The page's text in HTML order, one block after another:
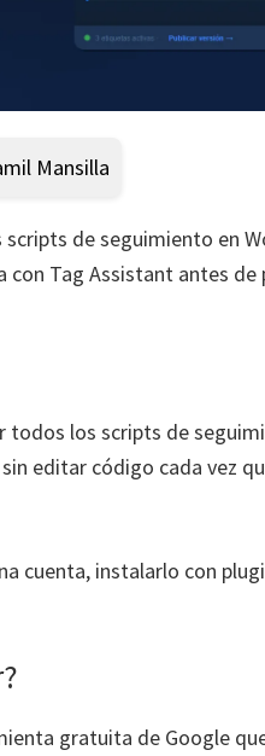
Mansilla
de seguimiento en
con Tag Assistant antes
todos los scripts de
sin editar código cada vez
cuenta, instalarlo con
gratuita de Google